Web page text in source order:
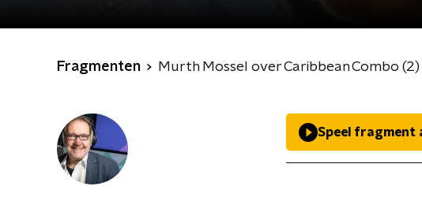
Fragmenten Murth Mossel over Caribbean Combo (2)
Speel fragment